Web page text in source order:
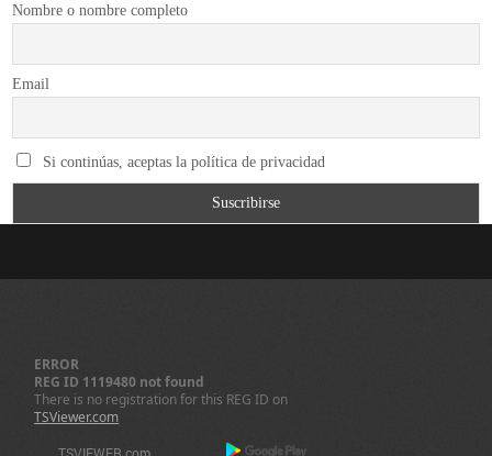
Nombre o nombre completo
Email
Si continúas, aceptas la política de privacidad
ERROR
REG ID 1119480 not found
There is no registration for this REG ID on
TSViewer.com